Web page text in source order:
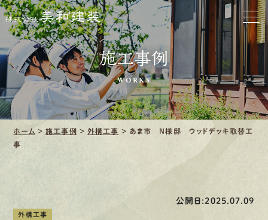
お家をきれいに
会社をきれいに
クリーニング
施工事例
施工事例
WORKS
ホーム >施工事例 >外構工事 > あま市 N様邸 ウッドデッキ取替工
事
公開日:2025.07.09
外構工事